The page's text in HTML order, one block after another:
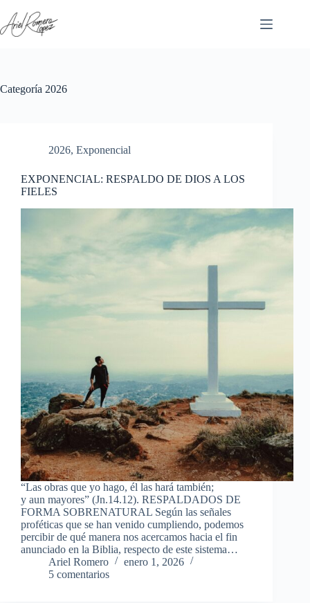
contenido
Categoría 2026
2026, Exponencial
EXPONENCIAL: RESPALDO DE DIOS A LOS
FIELES
“Las obras que yo hago, él las hará también;
y aun mayores” (Jn.14.12). RESPALDADOS DE
FORMA SOBRENATURAL Según las señales
proféticas que se han venido cumpliendo, podemos
percibir de qué manera nos acercamos hacia el fin
anunciado en la Biblia, respecto de este sistema…
Ariel Romero
enero 1, 2026
5 comentarios